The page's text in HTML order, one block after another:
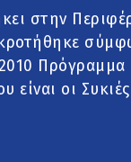
στην
Πρόγραμμα
είναι οι